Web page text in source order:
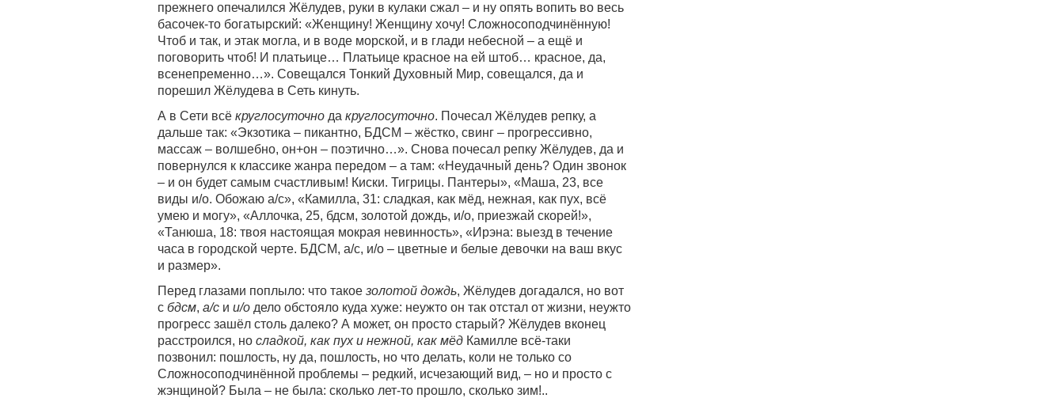
прежнего опечалился Жёлудев, руки в кулаки сжал – и ну опять вопить во весь
басочек-то богатырский: «Женщину! Женщину хочу! Сложносоподчинённую!
Чтоб и так, и этак могла, и в воде морской, и в глади небесной – а ещё и
поговорить чтоб! И платьице… Платьице красное на ей штоб… красное, да,
всенепременно…». Совещался Тонкий Духовный Мир, совещался, да и
порешил Жёлудева в Сеть кинуть.
А в Сети всё круглосуточно да круглосуточно. Почесал Жёлудев репку, а
дальше так: «Экзотика – пикантно, БДСМ – жёстко, свинг – прогрессивно,
массаж – волшебно, он+он – поэтично…». Снова почесал репку Жёлудев, да и
повернулся к классике жанра передом – а там: «Неудачный день? Один звонок
– и он будет самым счастливым! Киски. Тигрицы. Пантеры», «Маша, 23, все
виды и/о. Обожаю а/с», «Камилла, 31: сладкая, как мёд, нежная, как пух, всё
умею и могу», «Аллочка, 25, бдсм, золотой дождь, и/о, приезжай скорей!»,
«Танюша, 18: твоя настоящая мокрая невинность», «Ирэна: выезд в течение
часа в городской черте. БДСМ, а/с, и/о – цветные и белые девочки на ваш вкус
и размер».
Перед глазами поплыло: что такое золотой дождь, Жёлудев догадался, но вот
с бдсм, а/с и и/о дело обстояло куда хуже: неужто он так отстал от жизни, неужто
прогресс зашёл столь далеко? А может, он просто старый? Жёлудев вконец
расстроился, но сладкой, как пух и нежной, как мёд Камилле всё-таки
позвонил: пошлость, ну да, пошлость, но что делать, коли не только со
Сложносоподчинённой проблемы – редкий, исчезающий вид, – но и просто с
жэнщиной? Была – не была: сколько лет-то прошло, сколько зим!..